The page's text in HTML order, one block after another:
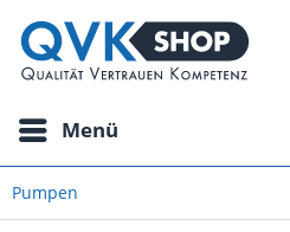
Menü
Pumpen